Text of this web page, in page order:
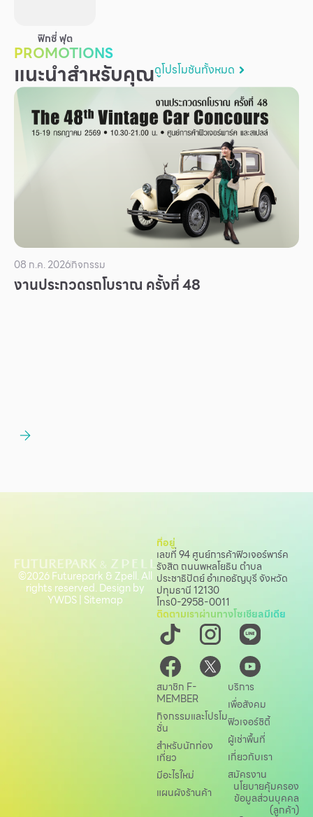
สมาชิก F-MEMBER
กิจกรรมและโปรโมชั่น
ข้อเสนอพิเศษ
สำหรับนักท่องเที่ยว
บริการ
ฟิวเจอร์ซิตี้
สิทธิประโยชน์ที่ฟิวเจอร์พาร์ค
ฟิกซี่ ฟุต
PROMOTIONS
แนะนำสำหรับคุณดูโปรโมชันทั้งหมด
08 ก.ค. 2026กิจกรรม
งานประกวดรถโบราณ ครั้งที่ 48
ที่อยู่
เลขที่ 94 ศูนย์การค้าฟิวเจอร์พาร์ค
รังสิต ถนนพหลโยธิน ตำบล
ประชาธิปัตย์ อำเภอธัญบุรี จังหวัด
ปทุมธานี 12130
โทร0-2958-0011
ติดตามเราผ่านทางโซเชียลมีเดีย
สมาชิก F-
MEMBER
กิจกรรมและโปรโม
ชั่น
สำหรับนักท่อง
เที่ยว
มีอะไรใหม่
แผนผังร้านค้า
บริการ
เพื่อสังคม
ฟิวเจอร์ซิตี้
ผู้เช่าพื้นที่
เกี่ยวกับเรา
สมัครงาน
นโยบายคุ้มครอง
ข้อมูลส่วนบุคคล
(ลูกค้า)
©2026 Futurepark & Zpell. All
rights reserved. Design by
YWDS| Sitemap